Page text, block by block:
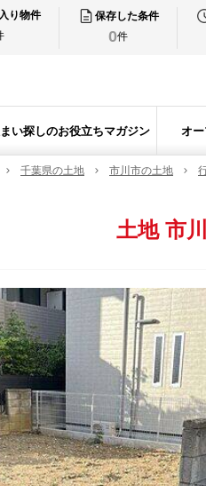
り物件 保存した条件
0件
い探しのお役立ちマガジン オ
千葉県の土地 市川市の土地
土地 市